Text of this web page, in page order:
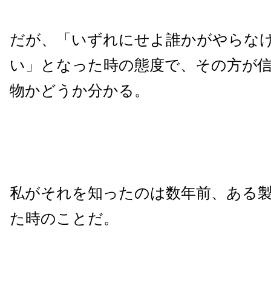
だが、「いずれにせよ誰かがやらな
い」となった時の態度で、その方が
物かどうか分かる。
私がそれを知ったのは数年前、ある
た時のことだ。